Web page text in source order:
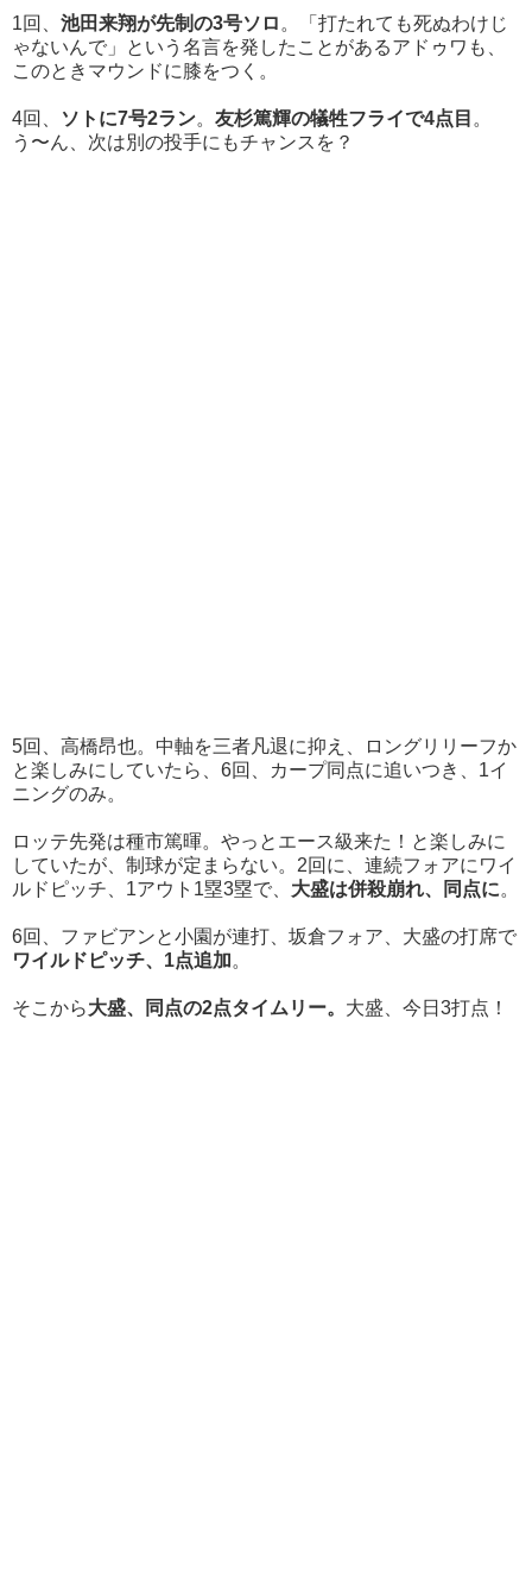
1回、 池田来翔が先制の3号ソロ 。「打たれても死ぬわけじ
ゃないんで」という名言を発したことがあるアドゥワも、
このときマウンドに膝をつく。
4回、 ソトに7号2ラン。 友杉篤輝の犠牲フライで4点目 。
う〜ん、次は別の投手にもチャンスを？
5回、高橋昂也。中軸を三者凡退に抑え、ロングリリーフか
と楽しみにしていたら、6回、カープ同点に追いつき、1イ
ニングのみ。
ロッテ先発は種市篤暉。やっとエース級来た！と楽しみに
していたが、制球が定まらない。2回に、連続フォアにワイ
ルドピッチ、1アウト1塁3塁で、 大盛は併殺崩れ、同点に。
6回、ファビアンと小園が連打、坂倉フォア、大盛の打席で
ワイルドピッチ、1点追加。
そこから大盛、同点の2点タイムリー。 大盛、今日3打点！